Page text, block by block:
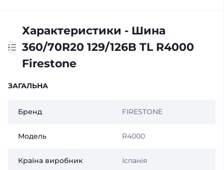
Характеристики - Шина
360/70R20 129/126B TL R4000
Firestone
ЗАГАЛЬНА
Бренд FIRESTONE
Модель R4000
Країна виробник Іспанія